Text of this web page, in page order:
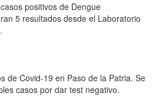
positivos de Dengue
5 resultados desde el Laboratorio
de Covid-19 en Paso de la Patria. Se
casos por dar test negativo.